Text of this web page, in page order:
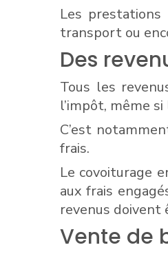
Les prestations
transport ou
Des
Tous les
l’impôt, même
C’est
frais.
Le covoiturage
aux frais
revenus doivent
Vente de